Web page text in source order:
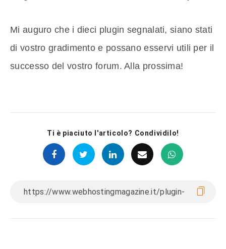
Mi auguro che i dieci plugin segnalati, siano stati
di vostro gradimento e possano esservi utili per il
successo del vostro forum. Alla prossima!
Ti è piaciuto l'articolo? Condividilo!